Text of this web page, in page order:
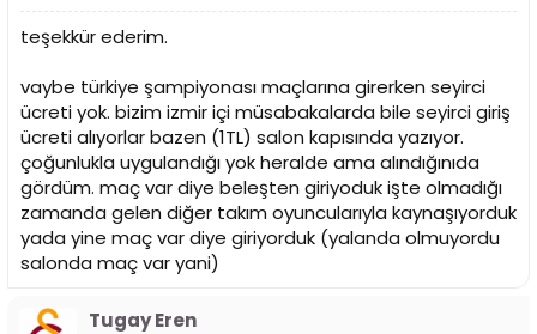
teşekkür ederim.
vaybe türkiye şampiyonası maçlarına girerken seyirci
ücreti yok. bizim izmir içi müsabakalarda bile seyirci giriş
ücreti alıyorlar bazen (1TL) salon kapısında yazıyor.
çoğunlukla uygulandığı yok heralde ama alındığınıda
gördüm. maç var diye beleşten giriyoduk işte olmadığı
zamanda gelen diğer takım oyuncularıyla kaynaşıyorduk
yada yine maç var diye giriyorduk (yalanda olmuyordu
salonda maç var yani)
Tugay Eren